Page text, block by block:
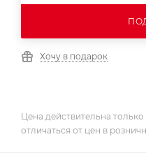
Хочу в подарок
Цена действительна
отличаться от цен в